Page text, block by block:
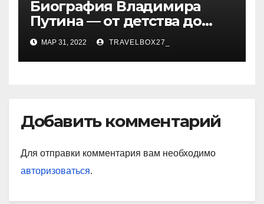
Биография Владимира
Путина — от детства до
президентства
МАР 31, 2022 TRAVELBOX27_
Добавить комментарий
Для отправки комментария вам необходимо
авторизоваться.